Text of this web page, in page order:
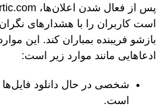
است کاربران را با هشدارهای
بازشو فریبنده بمباران کند. این
ادعاهایی مانند موارد زیر است:
شخصی در حال دانلود فایل‌ها
است.